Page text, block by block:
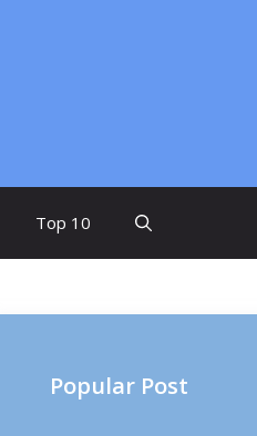
Top 10
Popular Post